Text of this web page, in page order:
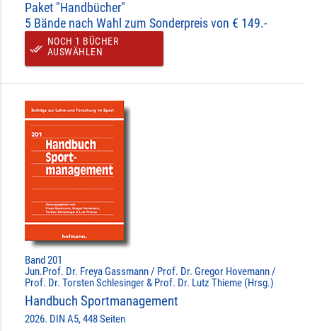
Paket "Handbücher"
5 Bände nach Wahl zum Sonderpreis von € 149.-
done_all
NOCH 1 BÜCHER
AUSWÄHLEN
Band 201
Jun.Prof. Dr. Freya Gassmann / Prof. Dr. Gregor Hovemann /
Prof. Dr. Torsten Schlesinger & Prof. Dr. Lutz Thieme (Hrsg.)
Handbuch Sportmanagement
2026. DIN A5, 448 Seiten